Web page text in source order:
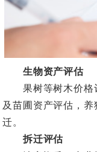
生物资产评估
果树等树木价格评
及苗圃资产评估，
迁。
拆迁评估